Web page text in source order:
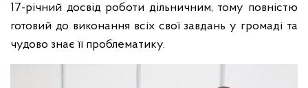
17-річний досвід роботи дільничним, тому повністю
готовий до виконання всіх свої завдань у громаді та
чудово знає її проблематику.